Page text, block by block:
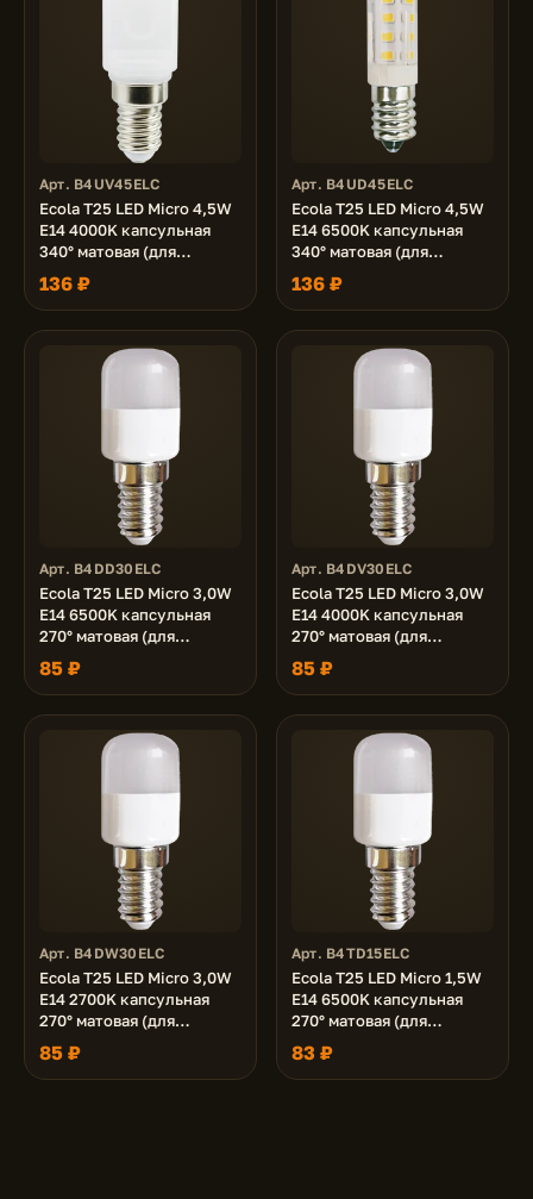
Арт. B4UV45ELC
Ecola T25 LED Micro 4,5W
E14 4000K капсульная
340° матовая (для
холодил., шв. машинки и
т.д.) 60x26 mm
136 ₽
Арт. B4UD45ELC
Ecola T25 LED Micro 4,5W
E14 6500K капсульная
340° матовая (для
холодил., шв. машинки и
т.д.) 60x26 mm
136 ₽
Арт. B4DD30ELC
Ecola T25 LED Micro 3,0W
E14 6500K капсульная
270° матовая (для
холодил., шв. машинки и
т.д.) 55x25 mm
85 ₽
Арт. B4DV30ELC
Ecola T25 LED Micro 3,0W
E14 4000K капсульная
270° матовая (для
холодил., шв. машинки и
т.д.) 55x25 mm
85 ₽
Арт. B4DW30ELC
Ecola T25 LED Micro 3,0W
E14 2700K капсульная
270° матовая (для
холодил., шв. машинки и
т.д.) 55x25 mm
85 ₽
Арт. B4TD15ELC
Ecola T25 LED Micro 1,5W
E14 6500K капсульная
270° матовая (для
холодил., шв. машинки и
т.д.) 55x22 mm
83 ₽